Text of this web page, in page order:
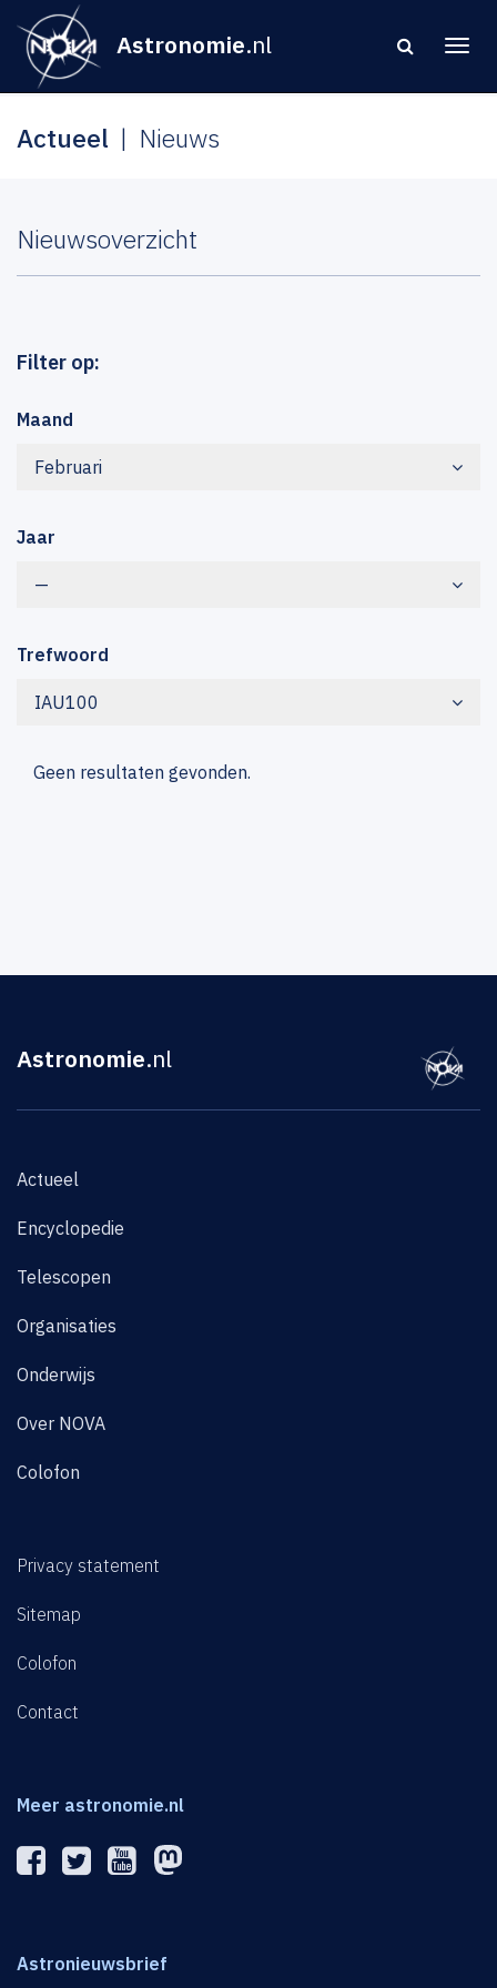
Astronomie.nl
Actueel Nieuws
Nieuwsoverzicht
Filter op:
Maand
Februari
Jaar
—
Trefwoord
IAU100
Geen resultaten gevonden.
Astronomie.nl
Actueel
Encyclopedie
Telescopen
Organisaties
Onderwijs
Over NOVA
Colofon
Privacy statement
Sitemap
Colofon
Contact
Meer astronomie.nl
Astronieuwsbrief